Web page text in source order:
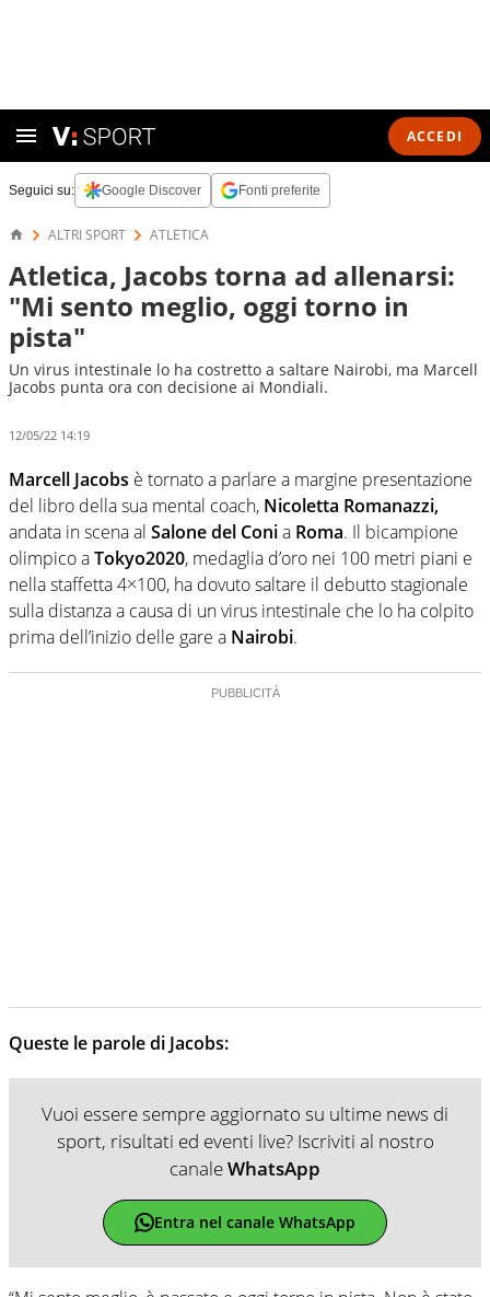
ACCEDI
Seguici su: Google Discover Fonti preferite
ALTRI SPORT ATLETICA
Atletica, Jacobs torna ad allenarsi:
"Mi sento meglio, oggi torno in
pista"
Un virus intestinale lo ha costretto a saltare Nairobi, ma Marcell
Jacobs punta ora con decisione ai Mondiali.
12/05/22 14:19
Marcell Jacobs è tornato a parlare a margine presentazione
del libro della sua mental coach, Nicoletta Romanazzi,
andata in scena al Salone del Conia Roma. Il bicampione
olimpico aTokyo2020, medaglia d’oro nei 100 metri piani e
nella staffetta 4×100, ha dovuto saltare il debutto stagionale
sulla distanza a causa di un virus intestinale che lo ha colpito
prima dell’inizio delle gare a Nairobi.
Queste le parole di Jacobs:
Vuoi essere sempre aggiornato su ultime news di
sport, risultati ed eventi live? Iscriviti al nostro
canaleWhatsApp
Entra nel canale WhatsApp